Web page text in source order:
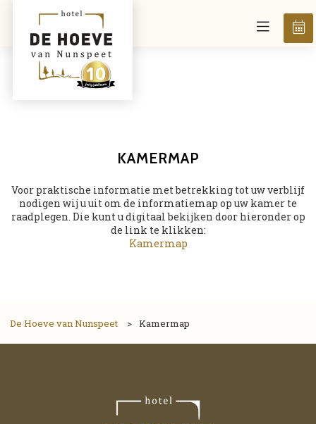
KAMERMAP
Voor praktische informatie met betrekking tot uw verblijf
nodigen wij u uit om de informatiemap op uw kamer te
raadplegen. Die kunt u digitaal bekijken door hieronder op
de link te klikken:
Kamermap
De Hoeve van Nunspeet > Kamermap